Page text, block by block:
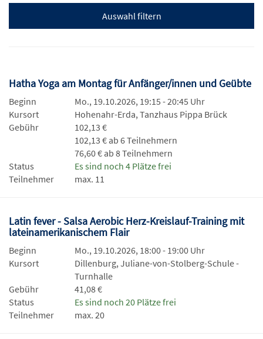
Hatha Yoga am Montag für Anfänger/innen und Geübte
Beginn
Mo., 19.10.2026, 19:15 - 20:45 Uhr
Kursort
Hohenahr-Erda, Tanzhaus Pippa Brück
Gebühr
102,13 €
102,13 € ab 6 Teilnehmern
76,60 € ab 8 Teilnehmern
Status
Es sind noch 4 Plätze frei
Teilnehmer
max. 11
Latin fever - Salsa Aerobic Herz-Kreislauf-Training mit
lateinamerikanischem Flair
Beginn
Mo., 19.10.2026, 18:00 - 19:00 Uhr
Kursort
Dillenburg, Juliane-von-Stolberg-Schule -
Turnhalle
Gebühr
41,08 €
Status
Es sind noch 20 Plätze frei
Teilnehmer
max. 20